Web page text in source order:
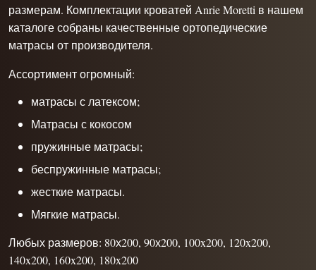
размерам. Комплектации кроватей Anrie Moretti в нашем
каталоге собраны качественные ортопедические
матрасы от производителя.
Ассортимент огромный:
матрасы с латексом;
Матрасы с кокосом
пружинные матрасы;
беспружинные матрасы;
жесткие матрасы.
Мягкие матрасы.
Любых размеров: 80х200, 90х200, 100x200, 120x200,
140x200, 160x200, 180x200